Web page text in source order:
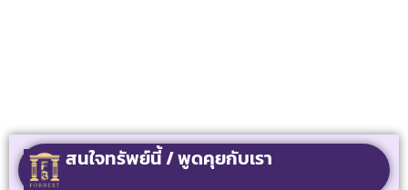
สนใจทรัพย์นี้ / พูดคุยกับเรา